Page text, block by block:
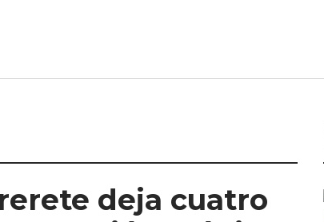
deja cuatro